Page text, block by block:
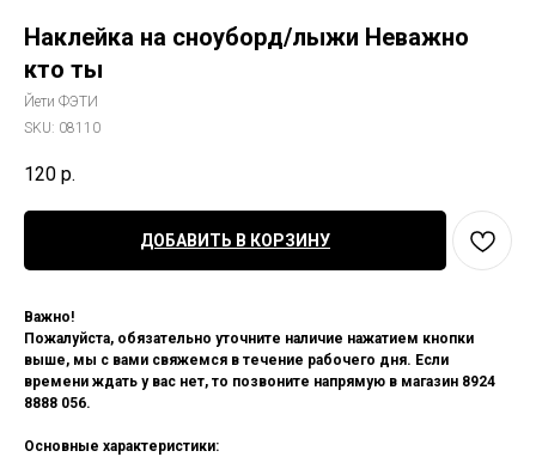
Наклейка на сноуборд/лыжи Неважно
кто ты
Йети ФЭТИ
SKU: 08110
120 р.
ДОБАВИТЬ В КОРЗИНУ
Важно!
Пожалуйста, обязательно уточните наличие нажатием кнопки
выше, мы с вами свяжемся в течение рабочего дня. Если
времени ждать у вас нет, то позвоните напрямую в магазин 8924
8888 056.
Основные характеристики: